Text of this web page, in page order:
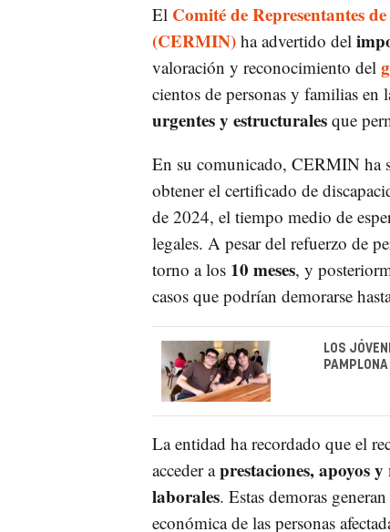
El Comité de Representantes
(CERMIN)ha advertido del
valoración y reconocimiento del
cientos de personas y familias
urgentes y estructuralesque
En su comunicado, CERMIN ha
obtener el certificado de
de 2024, el tiempo medio de
legales. A pesar del refuerzo de
torno a los 10 meses, y
casos que podrían demorarse
LOS
La entidad ha recordado que el
acceder aprestaciones, apoyos
laborales. Estas demoras
económica de las personas